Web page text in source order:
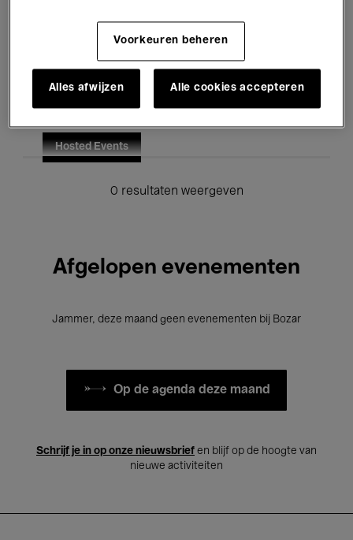
Onderwijs Rondleidingen
Hosted Events
0 resultaten weergeven
Afgelopen evenementen
Jammer, deze maand geen evenementen bij Bozar
Op de agenda deze maand
Schrijf je in op onze nieuwsbrief en blijf op de hoogte van
nieuwe activiteiten
Voorkeuren beheren
Alles afwijzen Alle cookies accepteren